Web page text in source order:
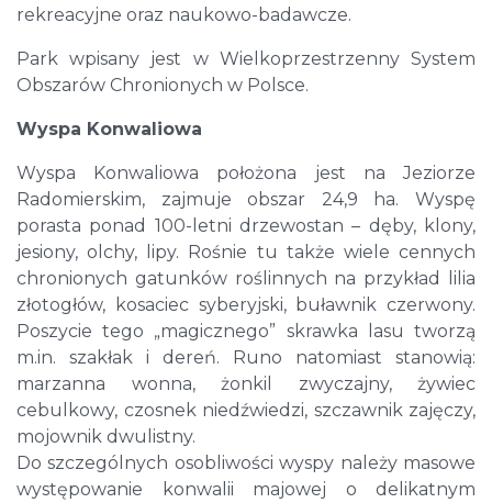
rekreacyjne oraz naukowo-badawcze.
Park wpisany jest w Wielkoprzestrzenny System
Obszarów Chronionych w Polsce.
Wyspa Konwaliowa
Wyspa Konwaliowa położona jest na Jeziorze
Radomierskim, zajmuje obszar 24,9 ha. Wyspę
porasta ponad 100-letni drzewostan – dęby, klony,
jesiony, olchy, lipy. Rośnie tu także wiele cennych
chronionych gatunków roślinnych na przykład lilia
złotogłów, kosaciec syberyjski, buławnik czerwony.
Poszycie tego „magicznego” skrawka lasu tworzą
m.in. szakłak i dereń. Runo natomiast stanowią:
marzanna wonna, żonkil zwyczajny, żywiec
cebulkowy, czosnek niedźwiedzi, szczawnik zajęczy,
mojownik dwulistny.
Do szczególnych osobliwości wyspy należy masowe
występowanie konwalii majowej o delikatnym